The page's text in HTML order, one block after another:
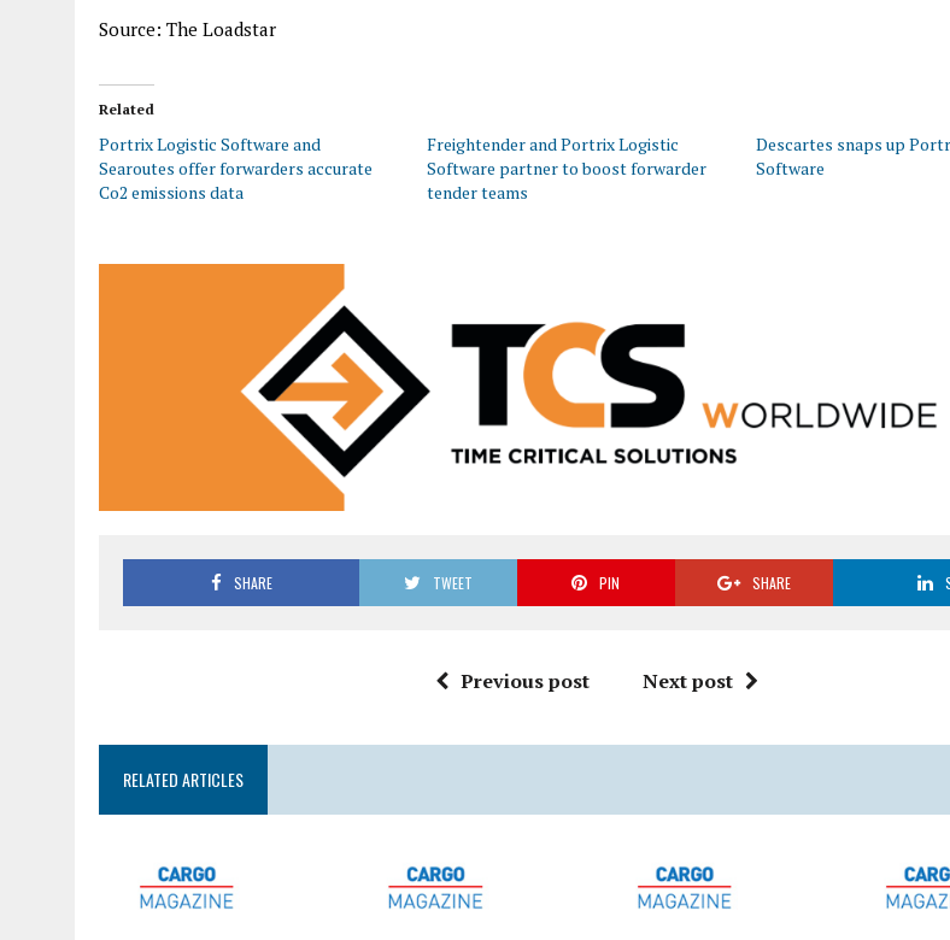
Source: The Loadstar
Related
Portrix Logistic Software and
Searoutes offer forwarders accurate
Co2 emissions data
Freightender and Portrix Logistic
Software partner to boost forwarder
tender teams
Descartes snaps up
Software
SHARE TWEET PIN SHARE
Previous post Next post
RELATED ARTICLES